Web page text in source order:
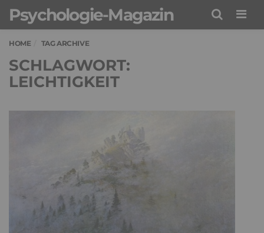
Psychologie-Magazin
HOME TAG ARCHIVE
SCHLAGWORT:
LEICHTIGKEIT